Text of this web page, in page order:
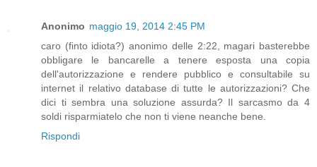
Anonimo maggio 19, 2014 2:45 PM
caro (finto idiota?) anonimo delle 2:22, magari basterebbe
obbligare le bancarelle a tenere esposta una copia
dell'autorizzazione e rendere pubblico e consultabile su
internet il relativo database di tutte le autorizzazioni? Che
dici ti sembra una soluzione assurda? Il sarcasmo da 4
soldi risparmiatelo che non ti viene neanche bene.
Rispondi